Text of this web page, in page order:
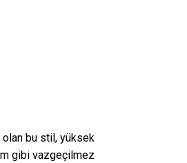
olan bu stil, yüksek
gibi vazgeçilmez